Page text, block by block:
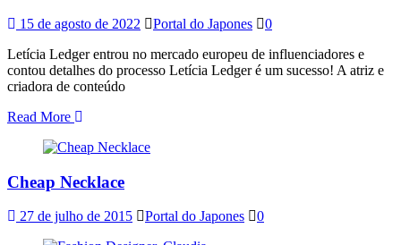
15 de agosto de 2022 Portal do Japones
0
Letícia Ledger entrou no mercado europeu de influenciadores e
contou detalhes do processo Letícia Ledger é um sucesso! A atriz e
criadora de conteúdo
Read More
Cheap Necklace
27 de julho de 2015 Portal do Japones 0